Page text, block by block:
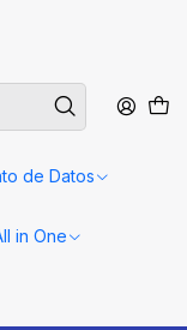
de Datos
in One